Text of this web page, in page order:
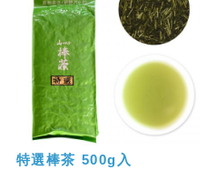
特選棒茶 500g入